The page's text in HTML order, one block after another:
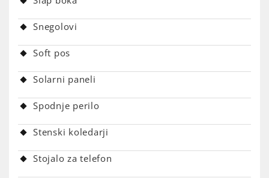
Snegolovi
Soft pos
Solarni paneli
Spodnje perilo
Stenski koledarji
Stojalo za telefon